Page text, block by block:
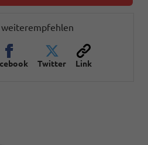
weiterempfehlen
Twitter Link